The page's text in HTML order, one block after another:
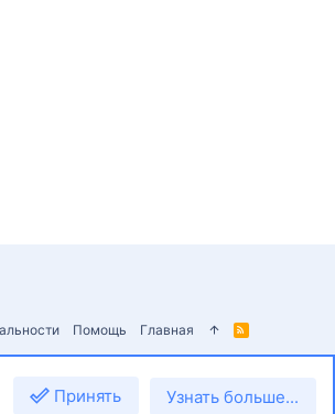
Помощь Главная
R
S
Принять Узнать больше...